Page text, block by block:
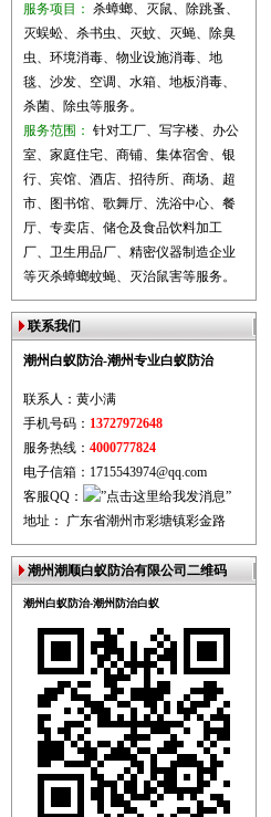
服务项目： 杀蟑螂、灭鼠、除跳蚤、
灭蜈蚣、杀书虫、灭蚊、灭蝇、除臭
虫、环境消毒、物业设施消毒、地
毯、沙发、空调、水箱、地板消毒、
杀菌、除虫等服务。
服务范围： 针对工厂、写字楼、办公
室、家庭住宅、商铺、集体宿舍、银
行、宾馆、酒店、招待所、商场、超
市、图书馆、歌舞厅、洗浴中心、餐
厅、专卖店、储仓及食品饮料加工
厂、卫生用品厂、精密仪器制造企业
等灭杀蟑螂蚊蝇、灭治鼠害等服务。
联系我们
潮州白蚁防治-潮州专业白蚁防治
联系人：黄小满
手机号码： 13727972648
服务热线： 4000777824
电子信箱：1715543974@qq.com
客服QQ：
地址： 广东省潮州市彩塘镇彩金路
潮州潮顺白蚁防治有限公司二维码
潮州白蚁防治-潮州防治白蚁